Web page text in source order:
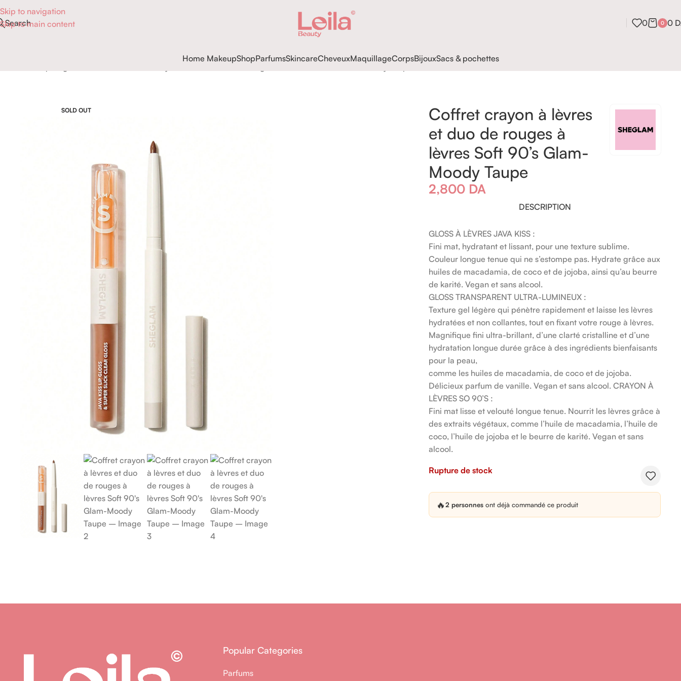
Skip to navigation
Skip to main content
Search 0 0 0
Home MakeupShopParfumsSkincareCheveuxMaquillageCorpsBijouxSacs & pochettes
SOLD OUT
Coffret crayon à lèvres
et duo de rouges à
lèvres Soft 90’s Glam-
Moody Taupe
2,800 DA
DESCRIPTION
GLOSS À LÈVRES JAVA KISS :
Fini mat, hydratant et lissant, pour une texture sublime.
Couleur longue tenue qui ne s’estompe pas. Hydrate grâce aux
huiles de macadamia, de coco et de jojoba, ainsi qu’au beurre
de karité. Vegan et sans alcool.
GLOSS TRANSPARENT ULTRA-LUMINEUX :
Texture gel légère qui pénètre rapidement et laisse les lèvres
hydratées et non collantes, tout en fixant votre rouge à lèvres.
Magnifique fini ultra-brillant, d’une clarté cristalline et d’une
hydratation longue durée grâce à des ingrédients bienfaisants
pour la peau,
comme les huiles de macadamia, de coco et de jojoba.
Délicieux parfum de vanille. Vegan et sans alcool. CRAYON À
LÈVRES SO 90’S :
Fini mat lisse et velouté longue tenue. Nourrit les lèvres grâce à
des extraits végétaux, comme l’huile de macadamia, l’huile de
coco, l’huile de jojoba et le beurre de karité. Vegan et sans
alcool.
Rupture de stock
🔥2 personnes ont déjà commandé ce produit
Popular Categories
Parfums